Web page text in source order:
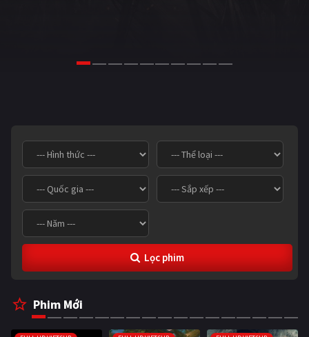
QUỐC GIA
Âu - Mỹ Trung Quốc - Hồng Kông
Hàn Quốc
Việt Nam
CẬP NHẬT
Lọc phim
Phim Mới